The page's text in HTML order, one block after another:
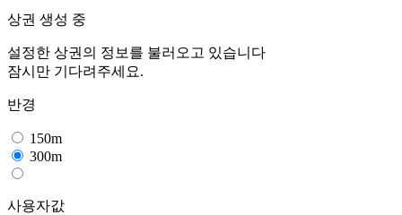
상권 생성 중
설정한 상권의 정보를 불러오고 있습니다
잠시만 기다려주세요.
반경
150m
300m
사용자값